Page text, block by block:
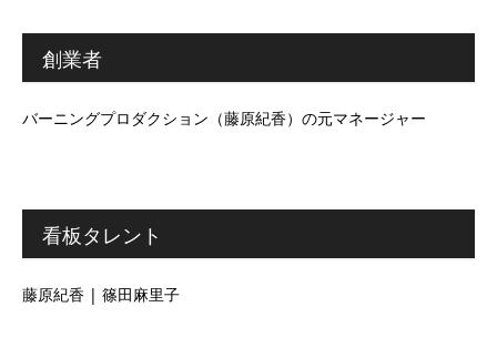
創業者
バーニングプロダクション（藤原紀香）の元マネージャー
看板タレント
藤原紀香 | 篠田麻里子